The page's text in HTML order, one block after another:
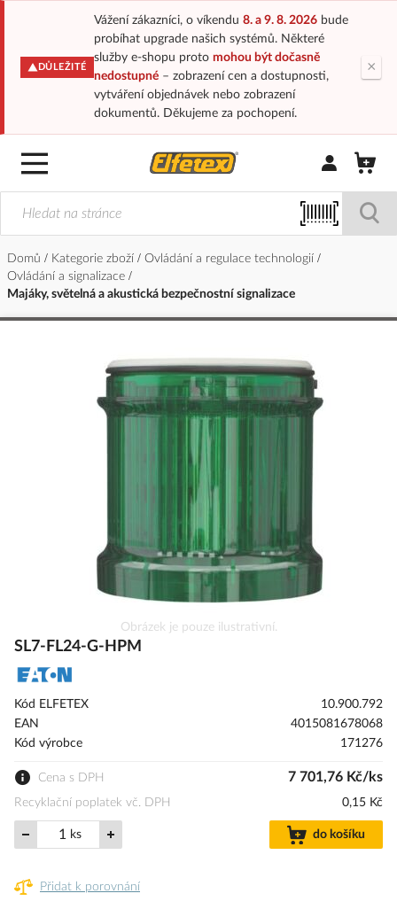
DŮLEŽITÉ
Vážení zákazníci, o víkendu 8. a 9. 8. 2026bude
probíhat upgrade našich systémů. Některé
služby e-shopu proto mohou být dočasně
nedostupné– zobrazení cen a dostupnosti,
vytváření objednávek nebo zobrazení
dokumentů. Děkujeme za pochopení.
×
Přihlásit/
Domů Kategorie zboží
Ovládání a regulace technologií
Ovládání a signalizace
Majáky, světelná a akustická bezpečnostní signalizace
na
galerie
s
Obrázek je pouze ilustrativní.
SL7-FL24-G-HPM
Kód ELFETEX
10.900.792
EAN
4015081678068
Kód výrobce
171276
Cena s DPH 7 701,76 Kč/ks
Recyklační poplatek vč. DPH 0,15 Kč
ks do košíku
Přidat k porovnání